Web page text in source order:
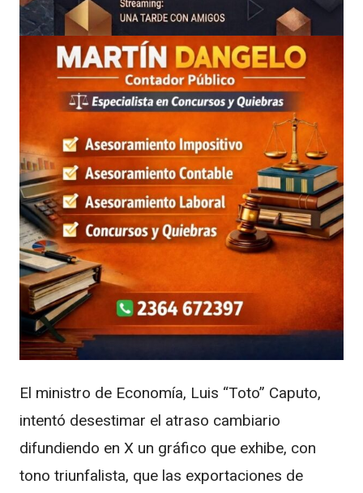
El ministro de Economía, Luis “Toto” Caputo,
intentó desestimar el atraso cambiario
difundiendo en X un gráfico que exhibe, con
tono triunfalista, que las exportaciones de